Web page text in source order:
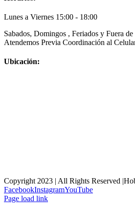
Lunes a Viernes 15:00 - 18:00
Sabados, Domingos , Feriados y Fuera
Atendemos Previa Coordinación al
Ubicación:
Copyright 2023 | All Rights Reserved
FacebookInstagramYouTube
Page load link